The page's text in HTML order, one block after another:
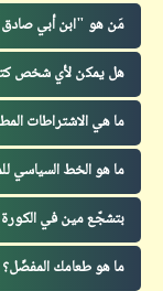
مَن هو "ابن أبي
هل يمكن لأي شخص
ما هي الاشتراطات
ما هو الخط السياسي
بتشجّع مين في الكورة
ما هو طعامك المفضّل؟